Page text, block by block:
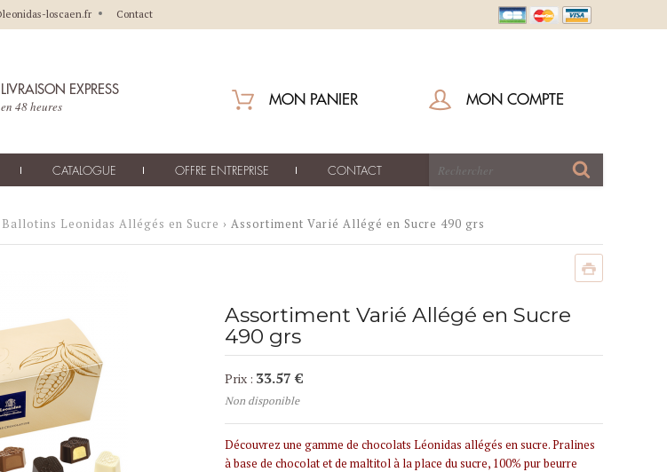
loscaen.fr Contact
LIVRAISON EXPRESS
en 48 heures MON PANIER MON COMPTE
CATALOGUE OFFRE ENTREPRISE CONTACT
Ballotins Leonidas Allégés en Sucre › Assortiment Varié Allégé en Sucre 490 grs
Assortiment Varié Allégé en Sucre
490 grs
Prix : 33.57 €
Non disponible
Découvrez une gamme de chocolats Léonidas allégés en sucre. Pralines
à base de chocolat et de maltitol à la place du sucre, 100% pur beurre